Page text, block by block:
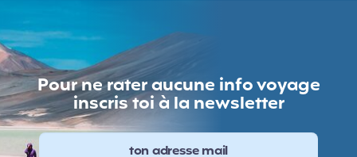
Pour ne rater aucune info voyage
inscris toi à la newsletter